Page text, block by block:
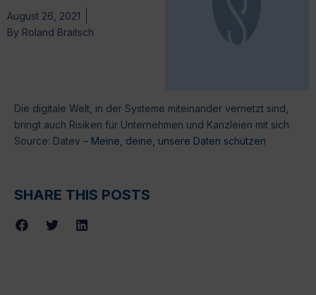
August 26, 2021
By Roland Braitsch
Die digitale Welt, in der Systeme miteinander vernetzt sind,
bringt auch Risiken für Unternehmen und Kanzleien mit sich.
Source: Datev – Meine, deine, unsere Daten schützen
SHARE THIS POSTS